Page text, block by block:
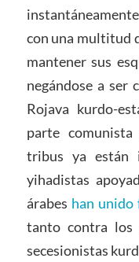
con una multitud
mantener sus
negándose a ser
Rojava kurdo-
parte
tribus ya están
yihadistas
árabes han unido
tanto contra los
secesionistas